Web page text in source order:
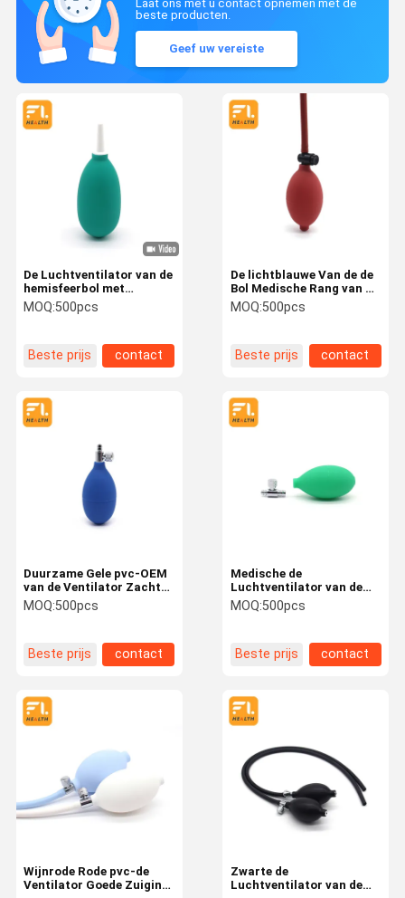
Laat ons met u contact opnemen met de
beste producten.
Geef uw vereiste
De lichtblauwe Van de de
Bol Medische Rang van de
Bloeddrukpomp
Elasticiteit van pvc
MOQ:500pcs
Beste prijs contact
De Luchtventilator van de
hemisfeerbol met
Beschikbare de Klepoem
van de Metaalversie
MOQ:500pcs
Beste prijs contact
Medische de
Luchtventilator van de
Rang Rubberbol,
Duidelijke
MOQ:500pcs
Beste prijs contact
Duurzame Gele pvc-OEM
van de Ventilator Zachte
Hoge Prestaties van de
Bollucht Orden
MOQ:500pcs
Beste prijs contact
Zwarte de
Luchtventilator van de
Wijnrode Rode pvc-de
Ventilator Goede Zuiging